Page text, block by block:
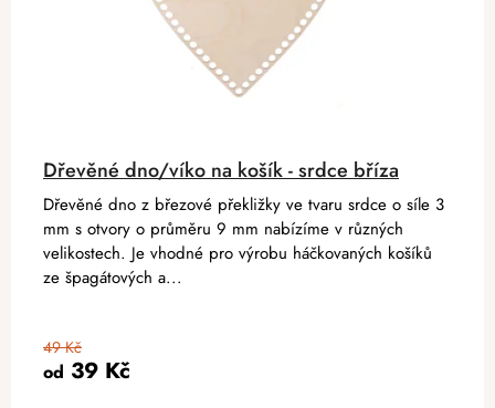
Dřevěné dno/víko na košík - srdce bříza
od 39 Kč
49 Kč
Dřevěné dno z březové překližky ve tvaru srdce o síle 3
mm s otvory o průměru 9 mm nabízíme v různých
velikostech. Je vhodné pro výrobu háčkovaných košíků
ze špagátových a...